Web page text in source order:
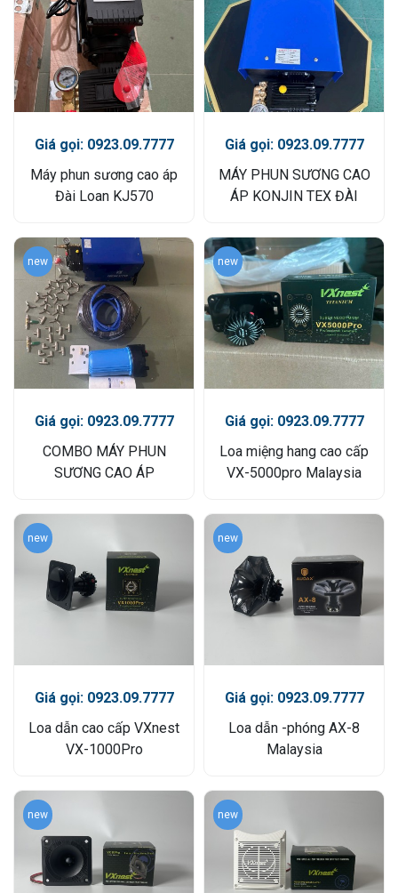
Giá gọi: 0923.09.7777
Máy phun sương cao áp
Đài Loan KJ570
Giá gọi: 0923.09.7777
MÁY PHUN SƯƠNG CAO
ÁP KONJIN TEX ĐÀI
new
Giá gọi: 0923.09.7777
COMBO MÁY PHUN
SƯƠNG CAO ÁP
new
Giá gọi: 0923.09.7777
Loa miệng hang cao cấp
VX-5000pro Malaysia
new
Giá gọi: 0923.09.7777
Loa dẫn cao cấp VXnest
VX-1000Pro
new
Giá gọi: 0923.09.7777
Loa dẫn -phóng AX-8
Malaysia
new new